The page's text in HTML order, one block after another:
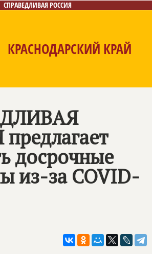
СПРАВЕДЛИВАЯ РОССИЯ
КРАСНОДАРСКИЙ КРАЙ
Контакты
предлагает
досрочные
из-за COVID-